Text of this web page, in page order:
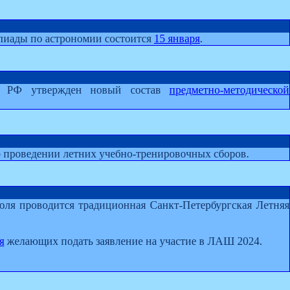
по астрономии состоится 15 января.
РФ утвержден новый состав предметно-методической
летних учебно-тренировочных сборов.
проводится традиционная Санкт-Петербургская Летняя
желающих подать заявление на участие в ЛАШ 2024.